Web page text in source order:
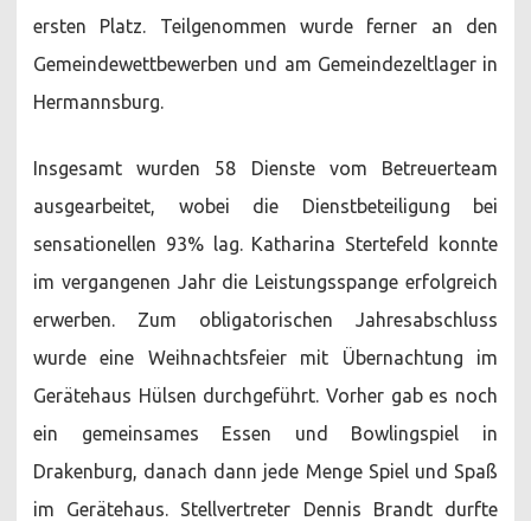
ersten Platz. Teilgenommen wurde ferner an den
Gemeindewettbewerben und am Gemeindezeltlager in
Hermannsburg.
Insgesamt wurden 58 Dienste vom Betreuerteam
ausgearbeitet, wobei die Dienstbeteiligung bei
sensationellen 93% lag. Katharina Stertefeld konnte
im vergangenen Jahr die Leistungsspange erfolgreich
erwerben. Zum obligatorischen Jahresabschluss
wurde eine Weihnachtsfeier mit Übernachtung im
Gerätehaus Hülsen durchgeführt. Vorher gab es noch
ein gemeinsames Essen und Bowlingspiel in
Drakenburg, danach dann jede Menge Spiel und Spaß
im Gerätehaus. Stellvertreter Dennis Brandt durfte